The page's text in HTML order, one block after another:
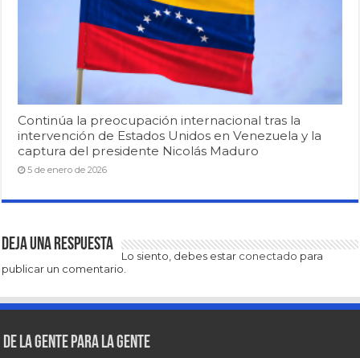
Continúa la preocupación internacional tras la
intervención de Estados Unidos en Venezuela y la
captura del presidente Nicolás Maduro
5 de enero de 2026
Deja una respuesta
Lo siento, debes estar conectado para
publicar un comentario.
De la gente para la gente